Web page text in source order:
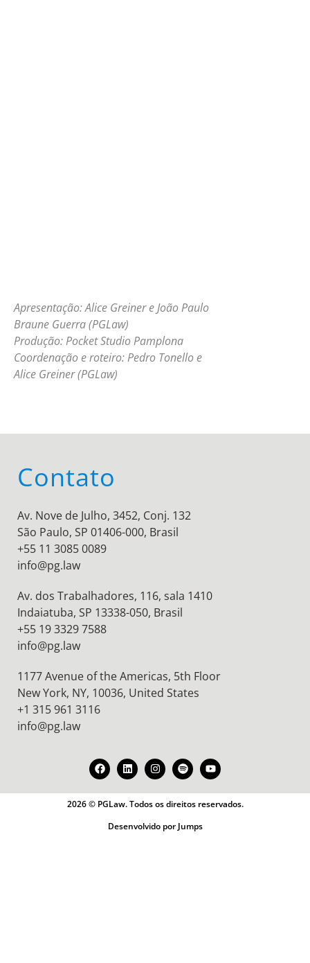
Apresentação: Alice Greiner e João Paulo
Braune Guerra (PGLaw)
Produção: Pocket Studio Pamplona
Coordenação e roteiro: Pedro Tonello e
Alice Greiner (PGLaw)
Contato
Av. Nove de Julho, 3452, Conj. 132
São Paulo, SP 01406-000, Brasil
+55 11 3085 0089
info@pg.law
Av. dos Trabalhadores, 116, sala 1410
Indaiatuba, SP 13338-050, Brasil
+55 19 3329 7588
info@pg.law
1177 Avenue of the Americas, 5th Floor
New York, NY, 10036, United States
+1 315 961 3116
info@pg.law
2026 © PGLaw. Todos os direitos reservados.
Desenvolvido por Jumps